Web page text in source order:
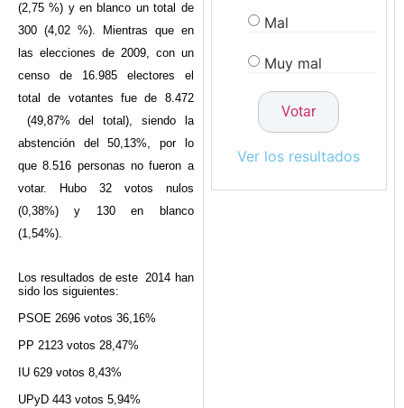
(2,75 %) y en blanco un total de
300 (4,02 %). Mientras que en
las elecciones de 2009, con un
censo de 16.985 electores el
total de votantes fue de 8.472
(49,87% del total), siendo la
abstención del 50,13%, por lo
que 8.516 personas no fueron a
votar. Hubo 32 votos nulos
(0,38%) y 130 en blanco
(1,54%).
Los resultados de este 2014 han
sido los siguientes:
PSOE 2696 votos 36,16%
PP 2123 votos 28,47%
IU 629 votos 8,43%
UPyD 443 votos 5,94%
Mal
Muy mal
Ver los resultados